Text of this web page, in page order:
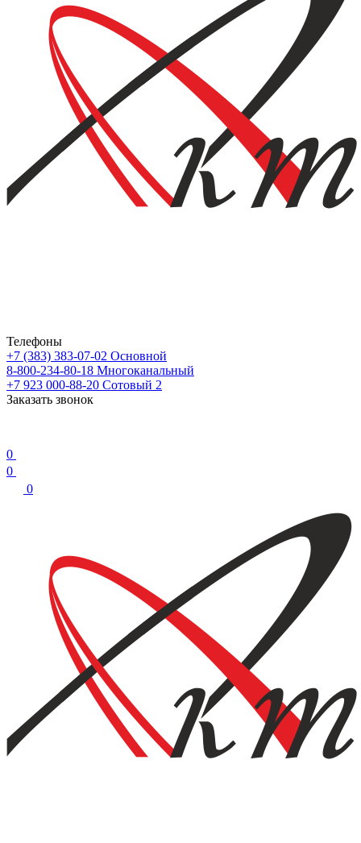
Телефоны
+7 (383) 383-07-02 Основной
8-800-234-80-18 Многоканальный
+7 923 000-88-20 Сотовый 2
Заказать звонок
0
0
0